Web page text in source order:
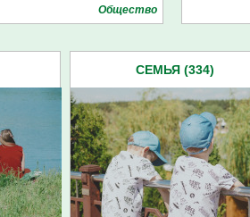
Общество
СЕМЬЯ (334)